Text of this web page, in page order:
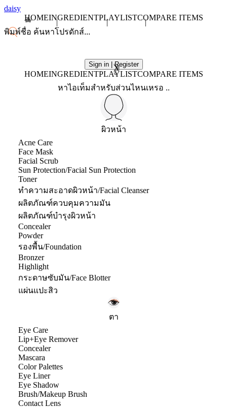
daisy
HOMEINGREDIENTPLAYLISTCOMPARE ITEMS
Sign in | Register
X
HOMEINGREDIENTPLAYLISTCOMPARE ITEMS
หาไอเท็มสำหรับส่วนไหนเหรอ ..
ผิวหน้า
Acne Care
Face Mask
Facial Scrub
Sun Protection/Facial Sun Protection
Toner
ทำความสะอาดผิวหน้า/Facial Cleanser
ผลิตภัณฑ์ควบคุมความมัน
ผลิตภัณฑ์บำรุงผิวหน้า
Concealer
Powder
รองพื้น/Foundation
Bronzer
Highlight
กระดาษซับมัน/Face Blotter
แผ่นแปะสิว
ตา
Eye Care
Lip+Eye Remover
Concealer
Mascara
Color Palettes
Eye Liner
Eye Shadow
Brush/Makeup Brush
Contact Lens